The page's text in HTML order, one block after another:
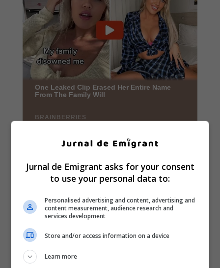
Jurnal de Emigrant asks for your consent
to use your personal data to:
Personalised advertising and content, advertising and
content measurement, audience research and
services development
Store and/or access information on a device
Learn more